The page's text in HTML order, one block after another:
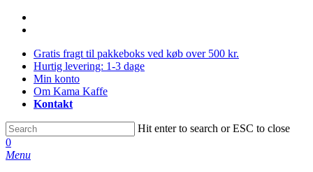
Skip
contentGratis fragt til pakkeboks ved køb over 500 kr.
Hurtig levering: 1-3 dage
Min konto
Om Kama Kaffe
Kontakt
Hit enter to search or ESC to close
Close
Search
0
Menu